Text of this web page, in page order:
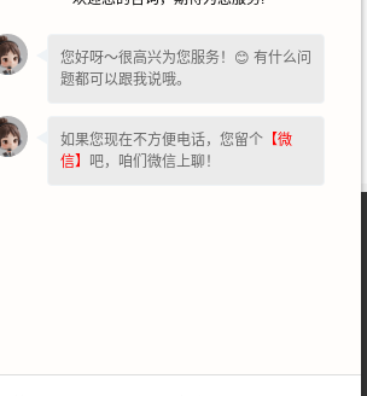
医药振动筛
3719492
：13837330515 詹永建
0373-3719493
址：新乡市小店开发区中
您好呀～很高兴为您服务！😊 有什么问
题都可以跟我说哦。
如果您现在不方便电话，您留个 【微
信】 吧，咱们微信上聊！